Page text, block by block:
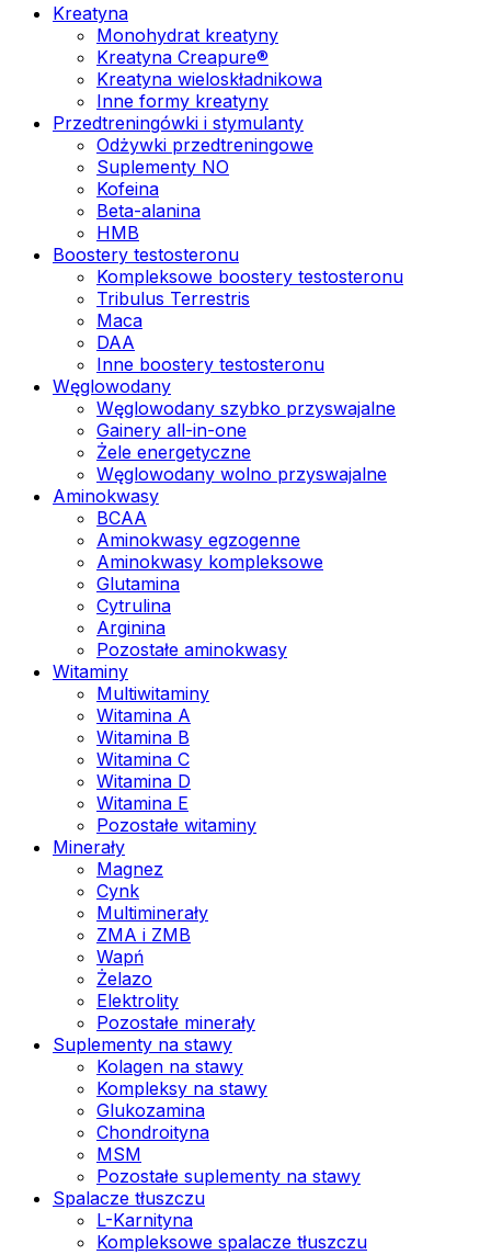
Kreatyna
Monohydrat kreatyny
Kreatyna Creapure®
Kreatyna wieloskładnikowa
Inne formy kreatyny
Przedtreningówki i stymulanty
Odżywki przedtreningowe
Suplementy NO
Kofeina
Beta-alanina
HMB
Boostery testosteronu
Kompleksowe boostery testosteronu
Tribulus Terrestris
Maca
DAA
Inne boostery testosteronu
Węglowodany
Węglowodany szybko przyswajalne
Gainery all-in-one
Żele energetyczne
Węglowodany wolno przyswajalne
Aminokwasy
BCAA
Aminokwasy egzogenne
Aminokwasy kompleksowe
Glutamina
Cytrulina
Arginina
Pozostałe aminokwasy
Witaminy
Multiwitaminy
Witamina A
Witamina B
Witamina C
Witamina D
Witamina E
Pozostałe witaminy
Minerały
Magnez
Cynk
Multiminerały
ZMA i ZMB
Wapń
Żelazo
Elektrolity
Pozostałe minerały
Suplementy na stawy
Kolagen na stawy
Kompleksy na stawy
Glukozamina
Chondroityna
MSM
Pozostałe suplementy na stawy
Spalacze tłuszczu
L-Karnityna
Kompleksowe spalacze tłuszczu